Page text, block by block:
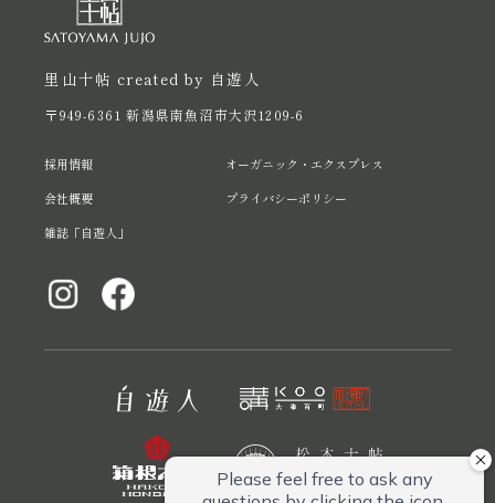
里山十帖 created by 自遊人
〒949-6361 新潟県南魚沼市大沢1209-6
採用情報
会社概要
雑誌「自遊人」
オーガニック・エクスプレス
プライバシーポリシー